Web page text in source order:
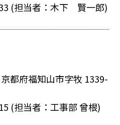
(担当者：木下 賢一郎)
都府福知山市字牧 1339-
(担当者：工事部 曾根)